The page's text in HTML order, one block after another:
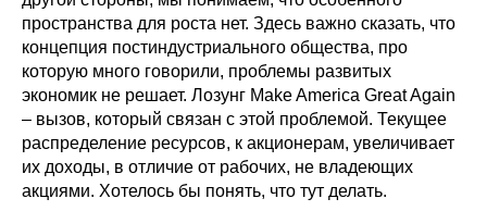
пространства для роста нет. Здесь важно сказать, что
концепция постиндустриального общества, про
которую много говорили, проблемы развитых
экономик не решает. Лозунг Make America Great Again
– вызов, который связан с этой проблемой. Текущее
распределение ресурсов, к акционерам, увеличивает
их доходы, в отличие от рабочих, не владеющих
акциями. Хотелось бы понять, что тут делать.